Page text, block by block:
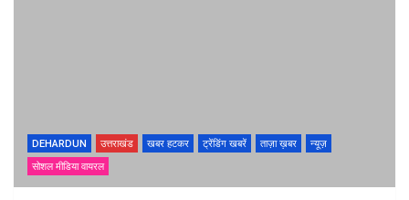
DEHARDUN उत्तराखंड खबर हटकर ट्रेंडिंग खबरें ताज़ा ख़बर
न्यूज़
सोशल मीडिया वायरल